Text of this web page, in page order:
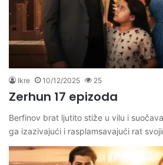
Ikre 10/12/2025 25
Zerhun 17 epizoda
Berfinov brat ljutito stiže u vilu i
ga izazivajući i rasplamsavajući rat